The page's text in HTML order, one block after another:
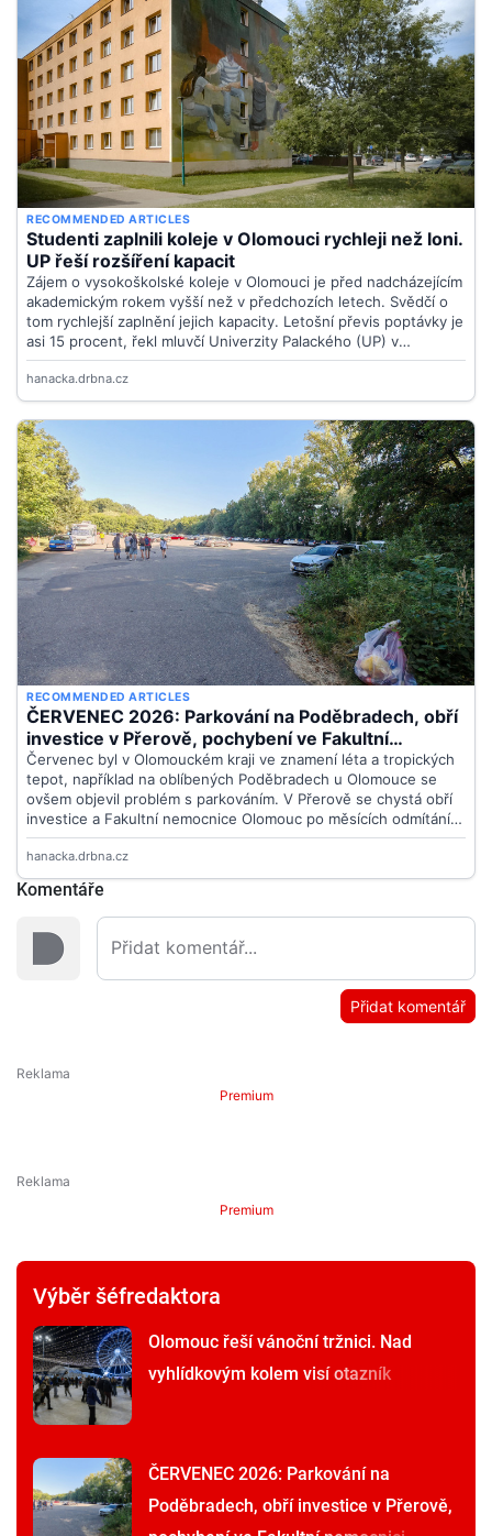
Komentáře
Přidat komentář
Premium
Premium
Výběr šéfredaktora
Olomouc řeší vánoční tržnici. Nad
vyhlídkovým kolem visí otazník
ČERVENEC 2026: Parkování na
Poděbradech, obří investice v Přerově,